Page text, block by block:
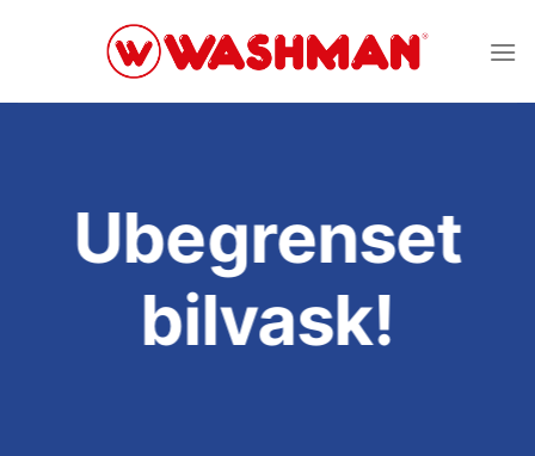
Ubegrenset
bilvask!